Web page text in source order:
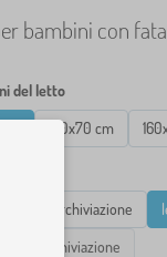
bambini con
del letto
160x70 cm
spazio di archiviazione
di archiviazione